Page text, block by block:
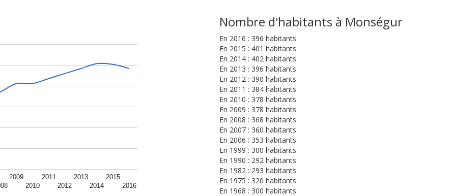
2009
2010
2011
2012
2013
2014
2015
2016
Nombre d'habitants à Monségur
En 2016 : 396 habitants
En 2015 : 401 habitants
En 2014 : 402 habitants
En 2013 : 396 habitants
En 2012 : 390 habitants
En 2011 : 384 habitants
En 2010 : 378 habitants
En 2009 : 378 habitants
En 2008 : 368 habitants
En 2007 : 360 habitants
En 2006 : 353 habitants
En 1999 : 300 habitants
En 1990 : 292 habitants
En 1982 : 293 habitants
En 1975 : 320 habitants
En 1968 : 300 habitants